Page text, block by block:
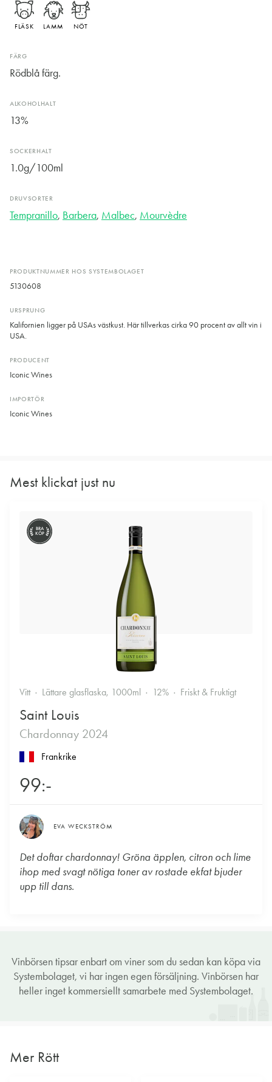
PRODUKTNUMMER HOS SYSTEMBOLAGET
5130608
URSPRUNG
Kalifornien ligger på USAs västkust. Här tillverkas cirka 90 procent av allt vin i
USA.
PRODUCENT
Iconic Wines
IMPORTÖR
Iconic Wines
FLÄSK LAMM NÖT
FÄRG
Rödblå färg.
ALKOHOLHALT
13%
SOCKERHALT
1.0g/100ml
DRUVSORTER
Tempranillo, Barbera, Malbec, Mourvèdre
Mest klickat just nu
BRA
KÖP
Vitt Lättare glasflaska, 1000ml 12% Friskt & Fruktigt
Saint Louis
Chardonnay 2024
Frankrike
99:-
EVA WECKSTRÖM
Det doftar chardonnay! Gröna äpplen, citron och lime
ihop med svagt nötiga toner av rostade ekfat bjuder
upp till dans.
Vinbörsen tipsar enbart om viner som du sedan kan köpa via
Systembolaget, vi har ingen egen försäljning. Vinbörsen har
heller inget kommersiellt samarbete med Systembolaget.
Mer Rött